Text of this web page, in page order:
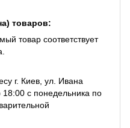
товаров:
товар соответствует
г. Киев, ул. Ивана
с понедельника по